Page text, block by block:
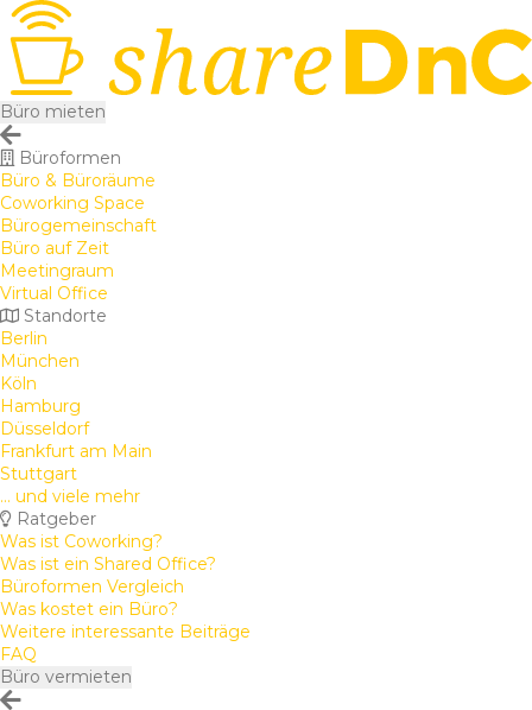
Büro mieten
Büroformen
Büro & Büroräume
Coworking Space
Bürogemeinschaft
Büro auf Zeit
Meetingraum
Virtual Office
Standorte
Berlin
München
Köln
Hamburg
Düsseldorf
Frankfurt am Main
Stuttgart
... und viele mehr
Ratgeber
Was ist Coworking?
Was ist ein Shared Office?
Büroformen Vergleich
Was kostet ein Büro?
Weitere interessante Beiträge
FAQ
Büro vermieten